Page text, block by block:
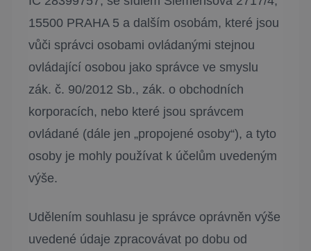
15500 PRAHA 5 a dalším osobám, které jsou
vůči správci osobami ovládanými stejnou
ovládající osobou jako správce ve smyslu
zák. č. 90/2012 Sb., zák. o obchodních
korporacích, nebo které jsou správcem
ovládané (dále jen „propojené osoby“), a tyto
osoby je mohly používat k účelům uvedeným
výše.
Udělením souhlasu je správce oprávněn výše
uvedené údaje zpracovávat po dobu od